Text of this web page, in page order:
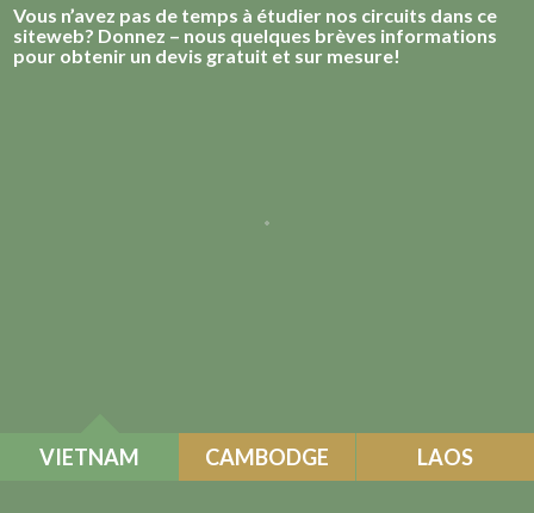
Vous n’avez pas de temps à étudier nos circuits dans ce
siteweb? Donnez – nous quelques brèves informations
pour obtenir un devis gratuit et sur mesure!
VIETNAM CAMBODGE LAOS